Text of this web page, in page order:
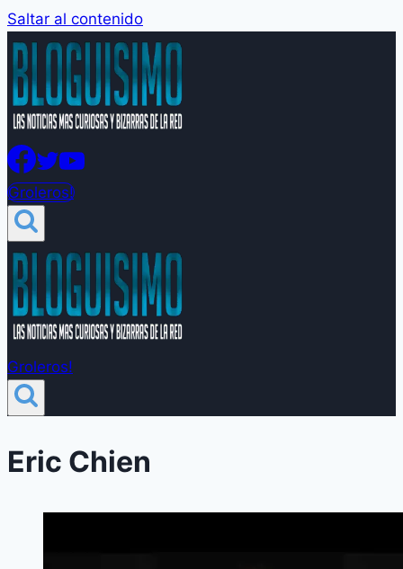
Saltar al contenido
Groleros!
Groleros!
Eric Chien